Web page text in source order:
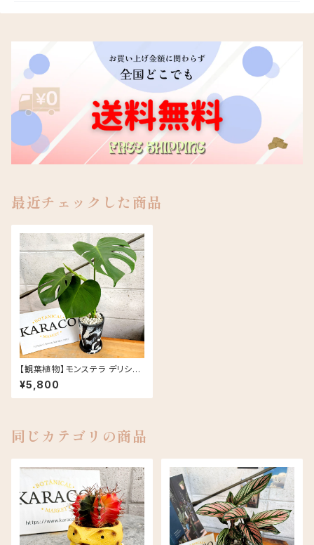
最近チェックした商品
【観葉植物】モンステラ デリシオ
ーサ アーバンプランツポット チ
ャコール/ミルク
¥5,800
同じカテゴリの商品